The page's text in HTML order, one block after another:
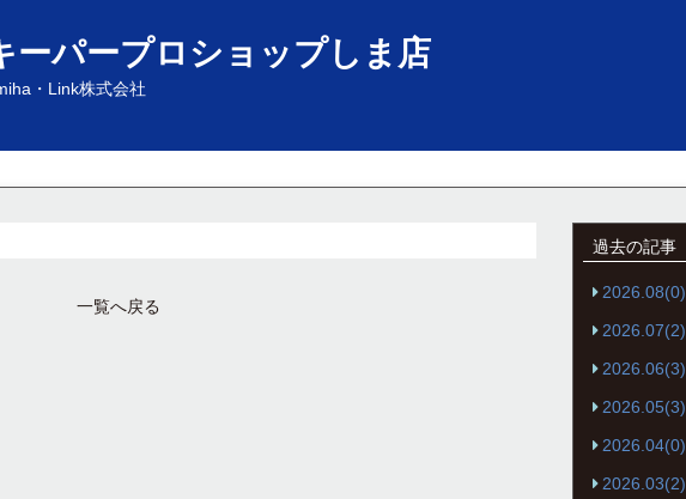
ーパープロショップしま店
・Link株式会社
一覧へ戻る
過去の記事
2026.08(0)
2026.07(2)
2026.06(3)
2026.05(3)
2026.04(0)
2026.03(2)